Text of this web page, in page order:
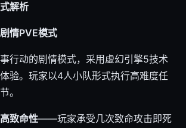
解析
情PVE模式
行动的剧情模式，采用虚幻引擎5技术
验。玩家以4人小队形式执行高难度任
。
高致命性——玩家承受几次致命攻击即死